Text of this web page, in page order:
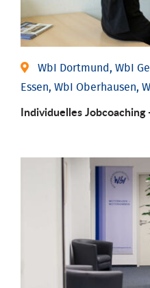
WbI Dortmund, WbI
Essen, WbI Oberhausen,
Individu­elles